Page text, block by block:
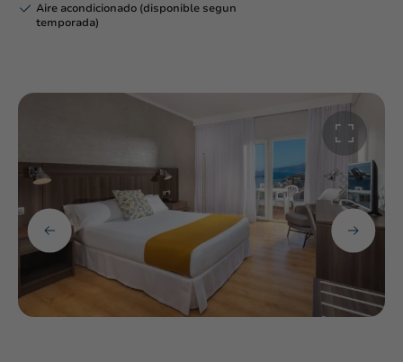
Aire acondicionado (disponible segun
temporada)